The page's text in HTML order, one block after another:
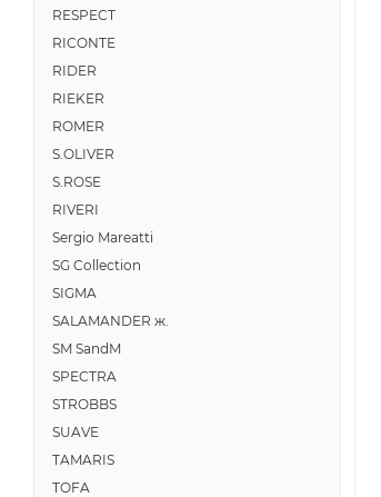
RESPECT
RICONTE
RIDER
RIEKER
ROMER
S.OLIVER
S.ROSE
RIVERI
Sergio Mareatti
SG Collection
SIGMA
SALAMANDER ж.
SM SandM
SPECTRA
STROBBS
SUAVE
TAMARIS
TOFA